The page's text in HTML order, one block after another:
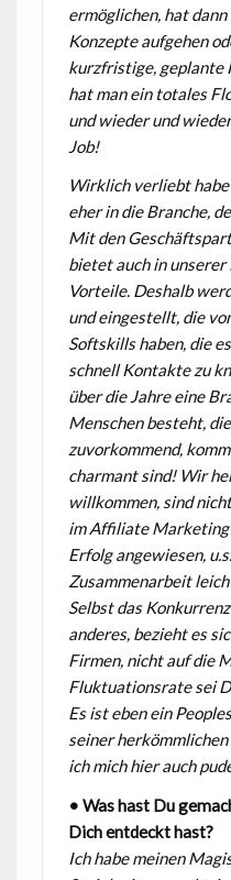
ermöglichen, hat
Konzepte aufgehen
kurzfristige, geplante
hat man ein totales
und wieder und
Job!
Wirklich verliebt habe
eher in die Branche,
Mit den
bietet auch in unserer
Vorteile. Deshalb
und eingestellt, die
Softskills haben, die
schnell Kontakte zu
über die Jahre eine
Menschen besteht,
zuvorkommend,
charmant sind! Wir
willkommen, sind
im Affiliate Marketing
Erfolg angewiesen,
Zusammenarbeit
Selbst das
anderes, bezieht es
Firmen, nicht auf die
Fluktuationsrate sei
Es ist eben ein
seiner
ich mich hier auch
• Was hast Du
Dich entdeckt hast?
Ich habe meinen